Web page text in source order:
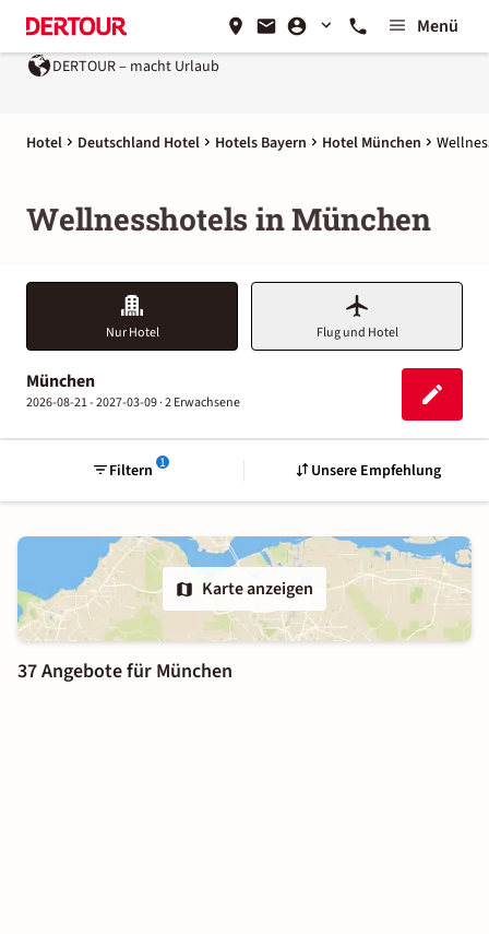
Menü
DERTOUR – macht Urlaub
Hotel Deutschland Hotel Hotels Bayern Hotel München
Wellnesshotels in München
Nur Hotel Flug und Hotel
München
2026-08-21 - 2027-03-09 ·2 Erwachsene
1
Filtern Unsere Empfehlung
Karte anzeigen
37 Angebote für München